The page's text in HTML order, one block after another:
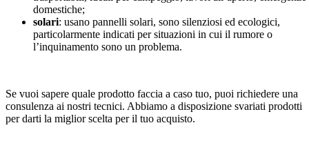
domestiche;
solari: usano pannelli solari, sono silenziosi ed ecologici,
particolarmente indicati per situazioni in cui il rumore o
l’inquinamento sono un problema.​
Se vuoi sapere quale prodotto faccia a caso tuo, puoi richiedere una
consulenza ai nostri tecnici. Abbiamo a disposizione svariati prodotti
per darti la miglior scelta per il tuo acquisto.